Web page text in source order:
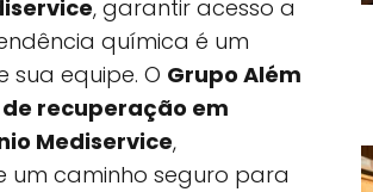
, garantir acesso a
química é um
equipe. O Grupo Além
recuperação em
Mediservice,
caminho seguro para